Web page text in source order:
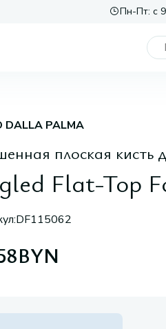
Пн-Пт: с
DALLA PALMA
плоская кисть
Flat-Top
DF115062
BYN